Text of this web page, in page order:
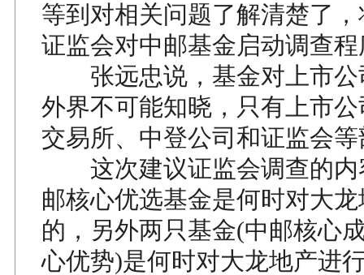
等到对相关问题了解清楚了
证监会对中邮基金启动调查
张远忠说，基金对上市公
外界不可能知晓，只有上市
交易所、中登公司和证监会
这次建议证监会调查的内
邮核心优选基金是何时对大
的，另外两只基金(中邮核心
心优势)是何时对大龙地产进